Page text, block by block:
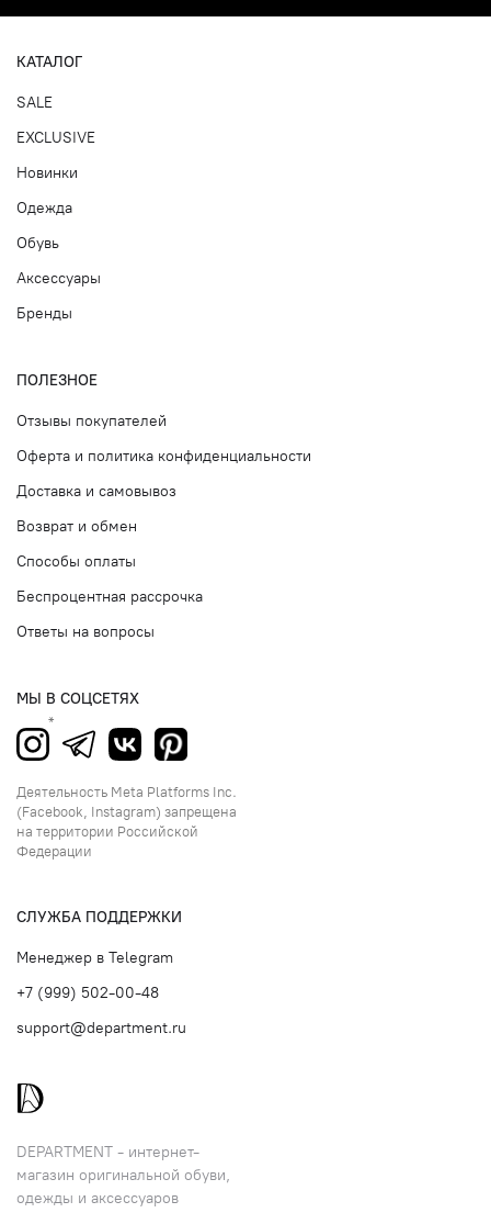
DEPARTMENT - интернет-
магазин оригинальной обуви,
одежды и аксессуаров
КАТАЛОГ
SALE
EXCLUSIVE
Новинки
Одежда
Обувь
Аксессуары
Бренды
ПОЛЕЗНОЕ
Отзывы покупателей
Оферта и политика конфиденциальности
Доставка и самовывоз
Возврат и обмен
Способы оплаты
Беспроцентная рассрочка
Ответы на вопросы
МЫ В СОЦСЕТЯХ
Деятельность Meta Platforms Inc.
(Facebook, Instagram) запрещена
на территории Российской
Федерации
СЛУЖБА ПОДДЕРЖКИ
Менеджер в Telegram
+7 (999) 502-00-48
support@department.ru